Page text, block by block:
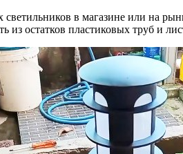
в магазине или на
из остатков пластиковых труб и